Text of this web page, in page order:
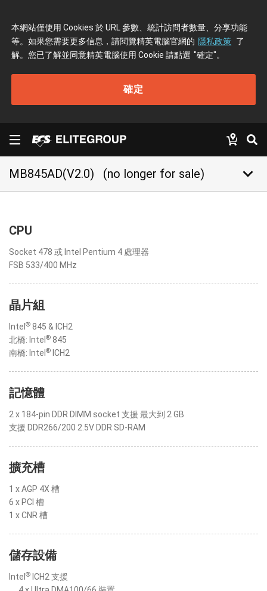
本網站僅使用 Cookies 於 URL 參數、統計訪問者數量、分享功能
等。如果您需要更多信息，請閱覽精英電腦官網的 隱私政策 了
解。您已了解並同意精英電腦使用 Cookie 請點選 "確定"。
確定
MB845AD(V2.0) (no longer for sale) keyboard_arrow_down
CPU
Socket 478 或 Intel Pentium 4 處理器
FSB 533/400 MHz
晶片組
Intel ® 845 & ICH2
北橋: Intel ® 845
南橋: Intel ® ICH2
記憶體
2 x 184-pin DDR DIMM socket 支援 最大到 2 GB
支援 DDR266/200 2.5V DDR SD-RAM
擴充槽
1 x AGP 4X 槽
6 x PCI 槽
1 x CNR 槽
儲存設備
Intel ® ICH2 支援